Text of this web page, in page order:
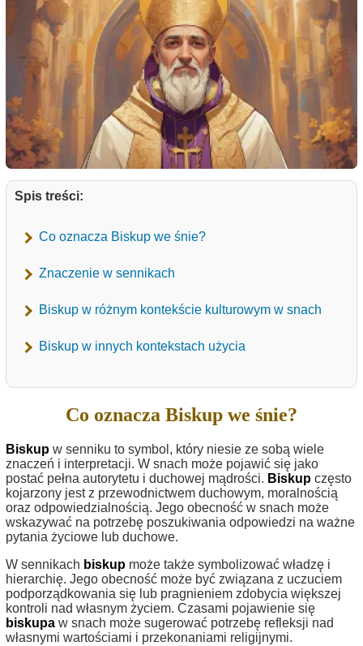
Spis treści:
Co oznacza Biskup we śnie?
Znaczenie w sennikach
Biskup w różnym kontekście kulturowym w snach
Biskup w innych kontekstach użycia
Co oznacza Biskup we śnie?
Biskup w senniku to symbol, który niesie ze sobą wiele
znaczeń i interpretacji. W snach może pojawić się jako
postać pełna autorytetu i duchowej mądrości. Biskup często
kojarzony jest z przewodnictwem duchowym, moralnością
oraz odpowiedzialnością. Jego obecność w snach może
wskazywać na potrzebę poszukiwania odpowiedzi na ważne
pytania życiowe lub duchowe.
W sennikach biskup może także symbolizować władzę i
hierarchię. Jego obecność może być związana z uczuciem
podporządkowania się lub pragnieniem zdobycia większej
kontroli nad własnym życiem. Czasami pojawienie się
biskupa w snach może sugerować potrzebę refleksji nad
własnymi wartościami i przekonaniami religijnymi.